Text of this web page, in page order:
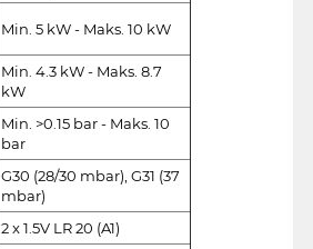
Min. 5 kW - Maks. 10 kW
Min. 4.3 kW - Maks. 8.7
kW
Min. >0.15 bar - Maks. 10
bar
G30 (28/30 mbar), G31 (37
mbar)
2 x 1.5V LR 20 (A1)